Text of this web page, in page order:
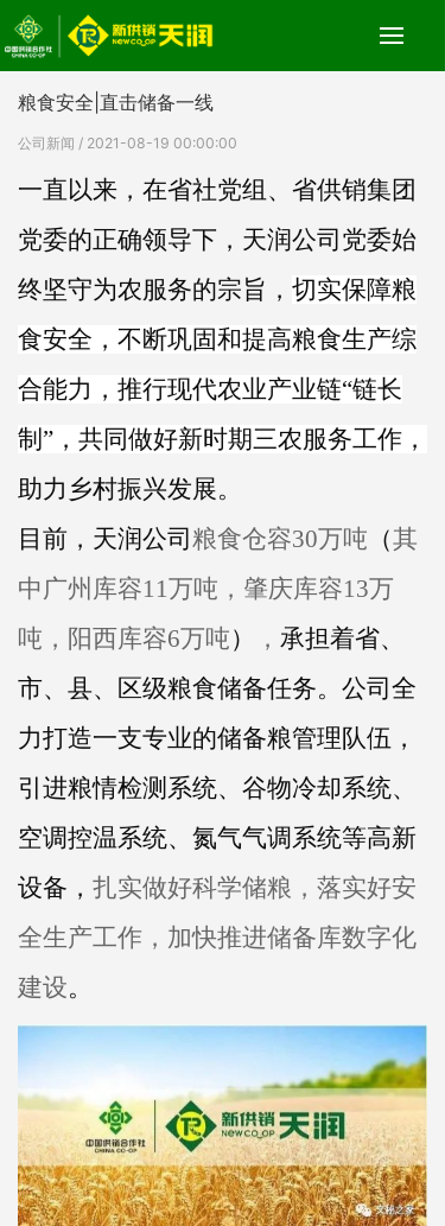
粮食安全|直击储备一线
公司新闻 / 2021-08-19 00:00:00
一直以来，在省社党组、省供销集团
党委的正确领导下，天润公司 党委始
终坚守为农服务的宗旨 ， 切实保障粮
食安全，不断巩固和提高粮食生产综
合能力，推行现代农业产业链“链长
制”，共同做好新时期三农服务工作，
助力乡村振兴发展。
目前， 天润公司 粮食仓容30万吨 （其
中广州库容11万吨，肇庆库容13万
吨，阳西库容6万吨） ， 承担着省、
市、县、区级粮食储备任务。 公司全
力打造一支专业的储备粮管理队伍 ，
引进粮情检测系统、谷物冷却系统、
空调控温系统、氮气气调系统等高新
设备， 扎实做好科学储粮 ， 落实好安
全生产工作 ，加快推进储备库数字化
建设。